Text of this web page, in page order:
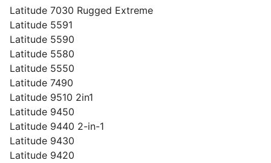
Latitude 7030 Rugged Extreme
Latitude 5591
Latitude 5590
Latitude 5580
Latitude 5550
Latitude 7490
Latitude 9510 2in1
Latitude 9450
Latitude 9440 2-in-1
Latitude 9430
Latitude 9420